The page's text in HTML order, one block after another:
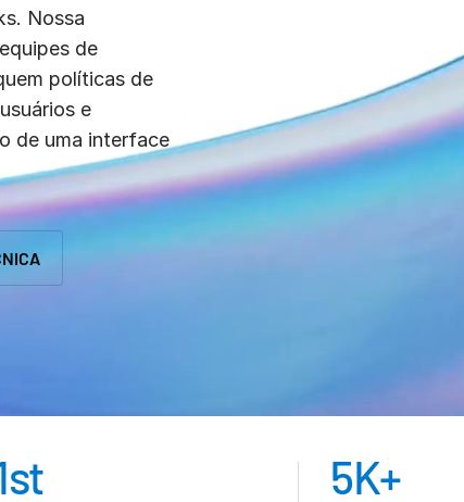
Nossa
de
políticas de
e
de uma interface
st 5K+